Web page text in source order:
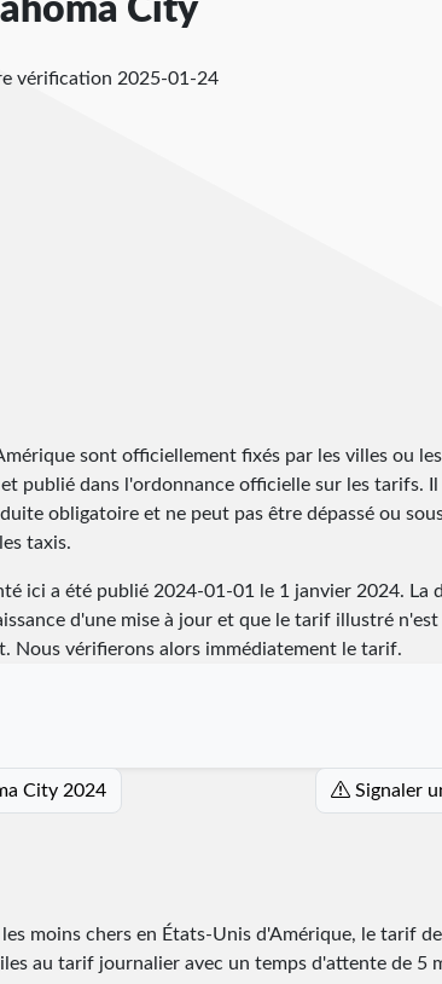
City
vérification 2025-01-24
sont officiellement fixés par les villes ou
publié dans l'ordonnance officielle sur les tarifs.
obligatoire et ne peut pas être dépassé ou
taxis.
ici a été publié 2024-01-01
le 1 janvier 2024. La
d'une mise à jour et que le tarif illustré
Nous vérifierons alors immédiatement le tarif.
City 2024 Signaler
moins chers en États-Unis d'Amérique, le tarif
au tarif journalier avec un temps d'attente de 5